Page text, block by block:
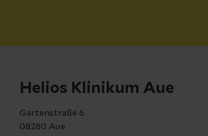
Helios Klinikum Aue
Gartenstraße 6
08280 Aue